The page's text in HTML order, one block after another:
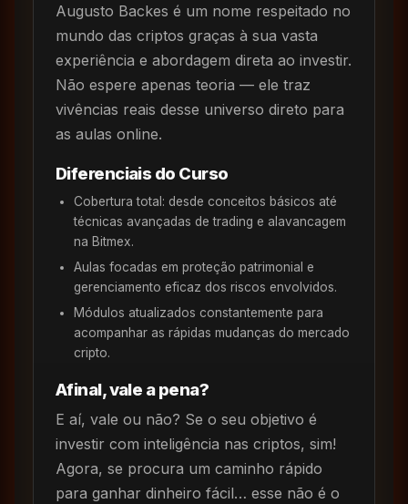
Augusto Backes é um nome respeitado no
mundo das criptos graças à sua vasta
experiência e abordagem direta ao investir.
Não espere apenas teoria — ele traz
vivências reais desse universo direto para
as aulas online.
Diferenciais do Curso
Cobertura total: desde conceitos básicos até
técnicas avançadas de trading e alavancagem
na Bitmex.
Aulas focadas em proteção patrimonial e
gerenciamento eficaz dos riscos envolvidos.
Módulos atualizados constantemente para
acompanhar as rápidas mudanças do mercado
cripto.
Afinal, vale a pena?
E aí, vale ou não? Se o seu objetivo é
investir com inteligência nas criptos, sim!
Agora, se procura um caminho rápido
para ganhar dinheiro fácil… esse não é o